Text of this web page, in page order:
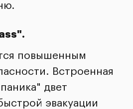
повышенным
Встроенная
двет
эвакуации